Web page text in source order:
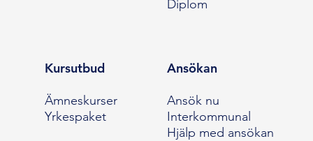
Diplom
Kursutbud
Ämneskurser
Yrkespaket
Ansökan
Ansök nu
Interkommunal
Hjälp med ansökan